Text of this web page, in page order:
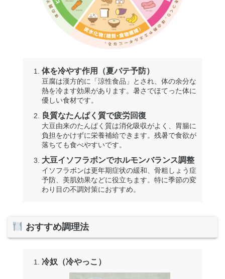
体を冷やす作用（夏バテ予防）
豆腐は漢方的に「涼性食品」とされ、体の余分な
熱を冷ます効果があります。暑さでほてった体に
優しい食材です。
良質なたんぱく質で疲労回復
大豆由来のたんぱく質は消化吸収がよく、胃腸に
負担をかけずに栄養補給できます。残暑で食欲が
落ちても食べやすいです。
大豆イソフラボンでホルモンバランス調整
イソフラボンは更年期症状の緩和、骨粗しょう症
予防、美肌効果などに役立ちます。特に季節の変
わり目の不調対策におすすめ。
おすすめ調理法
冷奴（冷やっこ）